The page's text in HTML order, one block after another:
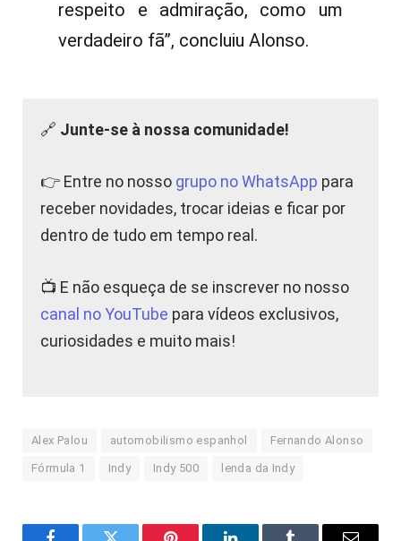
respeito e admiração, como um
verdadeiro fã”, concluiu Alonso.
🔗 Junte-se à nossa comunidade!
👉 Entre no nosso grupo no WhatsApp para
receber novidades, trocar ideias e ficar por
dentro de tudo em tempo real.
📺 E não esqueça de se inscrever no nosso
canal no YouTube para vídeos exclusivos,
curiosidades e muito mais!
Alex Palou automobilismo espanhol Fernando Alonso
Fórmula 1 Indy Indy 500 lenda da Indy